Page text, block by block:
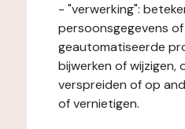
- "verwerking":
persoonsgegevens
geautomatiseerde
bijwerken of wijzigen,
verspreiden of op
of vernietigen.